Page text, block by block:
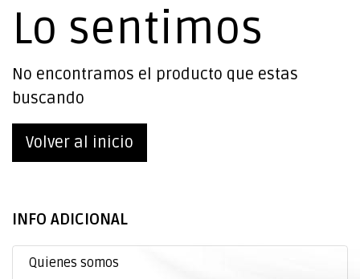
Lo sentimos
No encontramos el producto que estas
buscando
Volver al inicio
INFO ADICIONAL
Quienes somos